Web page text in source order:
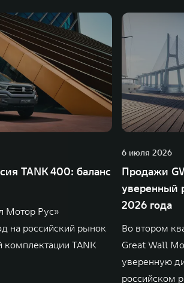
TANK 400: баланс
Мотор Рус»
на российский рынок
комплектации TANK
6 июля 2026
Продажи
уверенный
2026 года
Во втором
Great Wall
уверенную
российском